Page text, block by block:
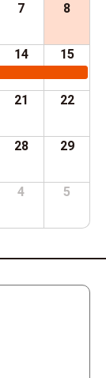
7 8
14 15
21 22
28 29
4 5